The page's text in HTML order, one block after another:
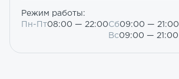
Режим работы:
Пн-Пт08:00 — 22:00Сб09:00 — 21:00
Вс09:00 — 21:00